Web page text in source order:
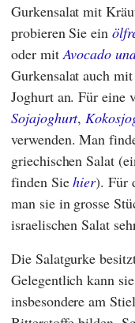
Gurkensalat mit
probieren Sie ein
oder mitAvocado
Gurkensalat auch
Joghurt an. Für eine
Sojajoghurt,
verwenden. Man
griechischen Salat
finden Siehier). Für
man sie in grosse
israelischen Salat
Die Salatgurke
Gelegentlich kann
insbesondere am